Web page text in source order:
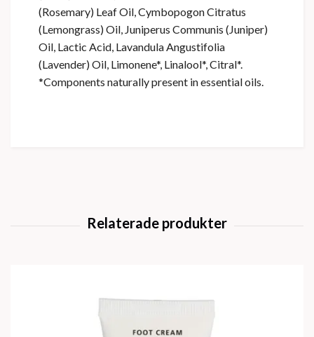
(Rosemary) Leaf Oil, Cymbopogon Citratus
(Lemongrass) Oil, Juniperus Communis (Juniper)
Oil, Lactic Acid, Lavandula Angustifolia
(Lavender) Oil, Limonene*, Linalool*, Citral*.
*Components naturally present in essential oils.